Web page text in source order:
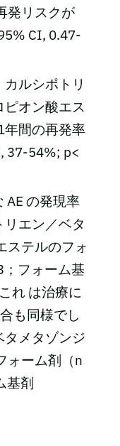
発リスクが
CI, 0.47-
ルシポトリ
オン酸エス
年間の再発率
37-54%; p<
AE の発現率
エン／ベタ
ステルのフォ
フォーム基
れ は治療に
も同様でし
タメタゾンジ
ォーム剤（n
基剤